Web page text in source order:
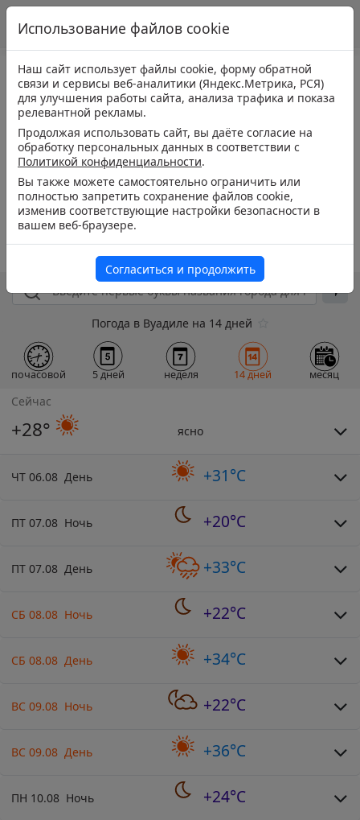
Погода в Вуадиле на 14 дней
почасовой 5 дней неделя 14 дней месяц
Сейчас
+28° ясно
ЧТ 06.08 День +31°C
ПТ 07.08 Ночь +20°C
ПТ 07.08 День +33°C
СБ 08.08 Ночь +22°C
СБ 08.08 День +34°C
ВС 09.08 Ночь +22°C
ВС 09.08 День +36°C
ПН 10.08 Ночь +24°C
Использование файлов cookie
Наш сайт использует файлы cookie, форму обратной
связи и сервисы веб-аналитики (Яндекс.Метрика, РСЯ)
для улучшения работы сайта, анализа трафика и показа
релевантной рекламы.
Продолжая использовать сайт, вы даёте согласие на
обработку персональных данных в соответствии с
Политикой конфиденциальности.
Вы также можете самостоятельно ограничить или
полностью запретить сохранение файлов cookie,
изменив соответствующие настройки безопасности в
вашем веб-браузере.
Согласиться и продолжить